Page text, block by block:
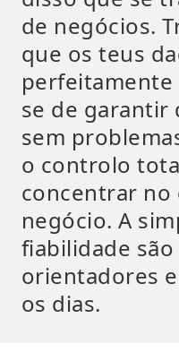
de negócios.
que os teus
se de garantir
sem
o controlo
concentrar no
negócio. A
fiabilidade
orientadores
os dias.